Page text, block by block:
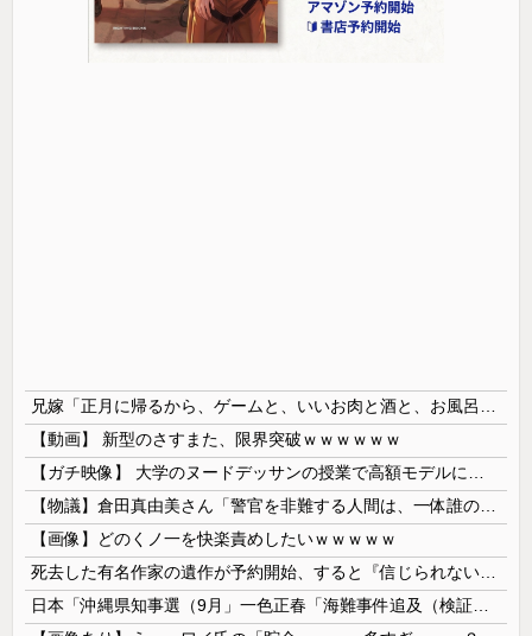
【動画】 新型のさすまた、限界突破ｗｗｗｗｗｗ
【画像】どのくノ一を快楽責めしたいｗｗｗｗｗ